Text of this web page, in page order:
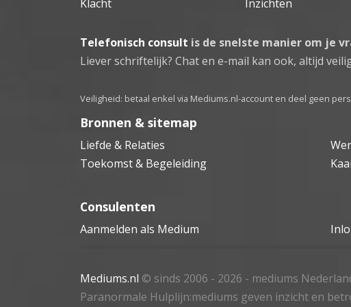
Klacht
Inzichten
Telefonisch consult is de snelste manier om je
Liever schriftelijk? Chat en e-mail kan ook, altijd
Veiligheid: betaal enkel via Mediums.nl-account en deel geen
Bronnen & sitemap
Liefde & Relaties
Toekomst & Begeleiding
Consulenten
Aanmelden als Medium
Mediums.nl © sinds 2006 - 2026 - mediums
Paranormale Hulplijn:mediums geven inzicht en